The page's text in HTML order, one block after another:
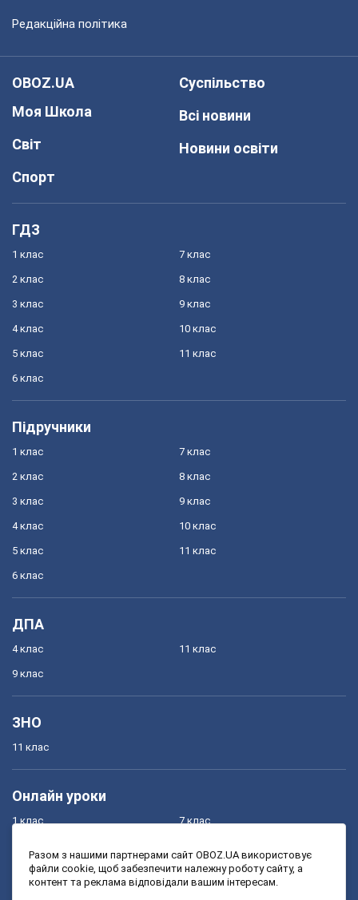
Редакційна політика
OBOZ.UA
Моя Школа
Світ
Спорт
Суспільство
Всі новини
Новини освіти
ГДЗ
1 клас
2 клас
3 клас
4 клас
5 клас
6 клас
7 клас
8 клас
9 клас
10 клас
11 клас
Підручники
1 клас
2 клас
3 клас
4 клас
5 клас
6 клас
7 клас
8 клас
9 клас
10 клас
11 клас
ДПА
4 клас
9 клас
11 клас
ЗНО
11 клас
Онлайн уроки
1 клас
3 клас
7 клас
9 клас
Разом з нашими партнерами сайт OBOZ.UA використовує
файли cookie, щоб забезпечити належну роботу сайту, а
контент та реклама відповідали вашим інтересам.